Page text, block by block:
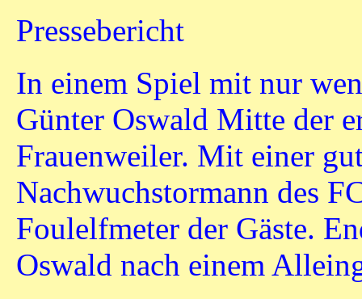
Pressebericht
In einem Spiel mit nur
Günter Oswald Mitte der
Frauenweiler. Mit einer
Nachwuchstormann des
Foulelfmeter der Gäste.
Oswald nach einem